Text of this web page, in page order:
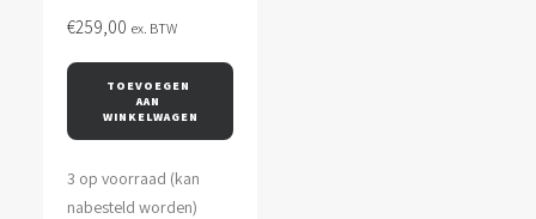
€259,00 ex. BTW
TOEVOEGEN
AAN
WINKELWAGEN
3 op voorraad (kan
nabesteld worden)